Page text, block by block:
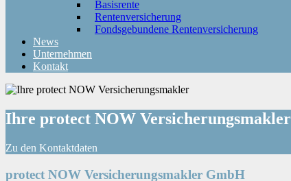
Basisrente
Rentenversicherung
Fondsgebundene Rentenversicherung
News
Unternehmen
Kontakt
Ihre protect NOW Versicherungsmakler
Zu den Kontaktdaten
protect NOW Versicherungsmakler GmbH